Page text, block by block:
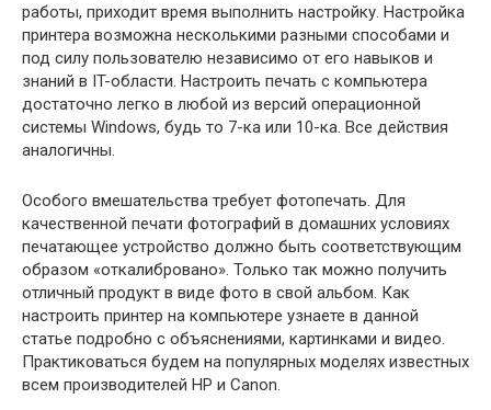
работы, приходит время выполнить настройку. Настройка
принтера возможна несколькими разными способами и
под силу пользователю независимо от его навыков и
знаний в IT-области. Настроить печать с компьютера
достаточно легко в любой из версий операционной
системы Windows, будь то 7-ка или 10-ка. Все действия
аналогичны.
Особого вмешательства требует фотопечать. Для
качественной печати фотографий в домашних условиях
печатающее устройство должно быть соответствующим
образом «откалибровано». Только так можно получить
отличный продукт в виде фото в свой альбом. Как
настроить принтер на компьютере узнаете в данной
статье подробно с объяснениями, картинками и видео.
Практиковаться будем на популярных моделях известных
всем производителей HP и Canon.